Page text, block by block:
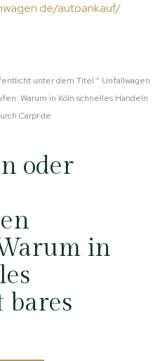
autoankauf/
unter dem Titel “ Unfallwagen
Warum in Köln schnelles Handeln
Carpr.de
oder
in
bares